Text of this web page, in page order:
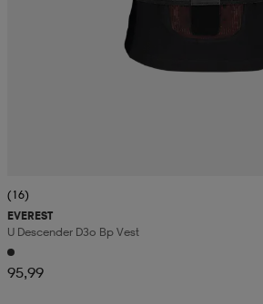
(16)
EVEREST
U Descender D3o Bp Vest
95,99